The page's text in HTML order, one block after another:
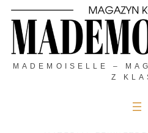
MADEMOISELLE –
Z